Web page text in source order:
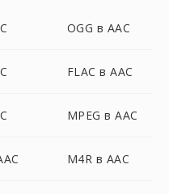
OGG в AAC
FLAC в AAC
MPEG в AAC
M4R в AAC